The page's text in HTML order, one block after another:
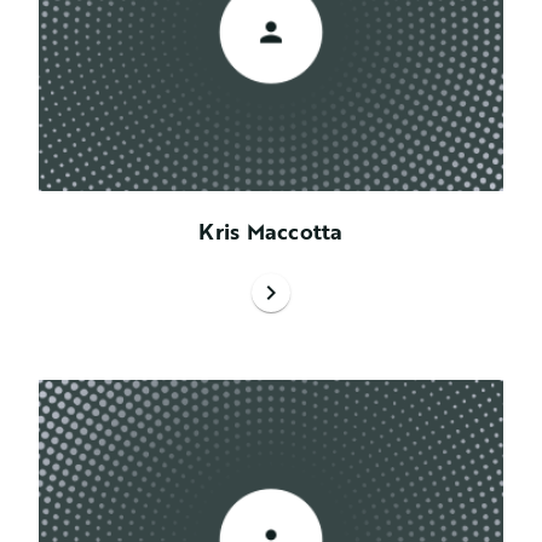
Kris Maccotta
chevron_right